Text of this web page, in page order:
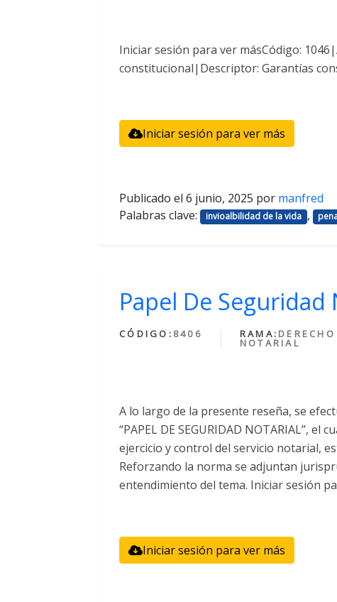
Iniciar sesión para ver másCódigo:
constitucional|Descriptor: Garantías
Iniciar sesión para ver más
Publicado el 6 junio, 2025 por manfred
Palabras clave:
invioalbilidad de la vida ,
Papel De Seguridad
CÓDIGO: 8406 RAMA: DERECHO
NOTARIAL
A lo largo de la presente reseña, se
“PAPEL DE SEGURIDAD NOTARIAL”,
ejercicio y control del servicio notarial,
Reforzando la norma se adjuntan
entendimiento del tema. Iniciar sesión
Iniciar sesión para ver más